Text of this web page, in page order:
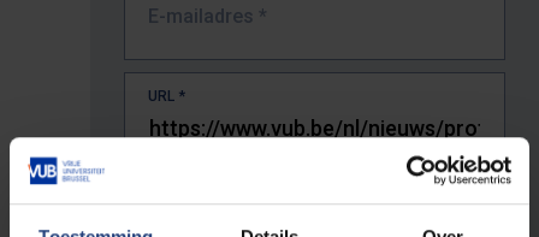
E-mailadres *
URL *
De volledige URL van de pagina waar je de fout zag.